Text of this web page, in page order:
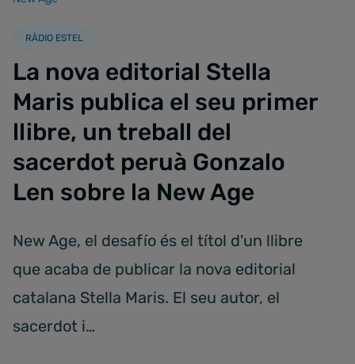
RÀDIO ESTEL
La nova editorial Stella
Maris publica el seu primer
llibre, un treball del
sacerdot peruà Gonzalo
Len sobre la New Age
New Age, el desafío és el títol d'un llibre
que acaba de publicar la nova editorial
catalana Stella Maris. El seu autor, el
sacerdot i…